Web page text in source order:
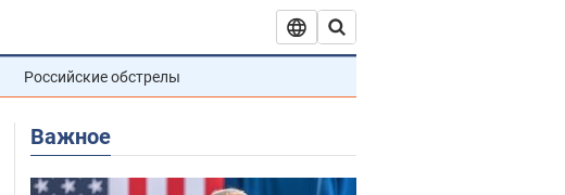
Российские обстрелы
Важное